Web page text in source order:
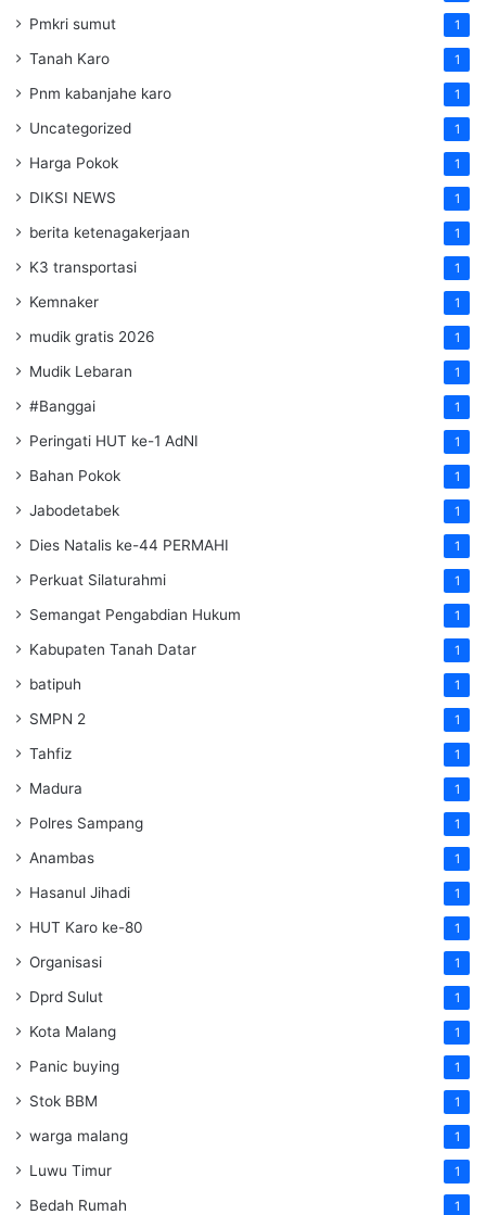
Pmkri sumut 1
Tanah Karo 1
Pnm kabanjahe karo 1
Uncategorized 1
Harga Pokok 1
DIKSI NEWS 1
berita ketenagakerjaan 1
K3 transportasi 1
Kemnaker 1
mudik gratis 2026 1
Mudik Lebaran 1
#Banggai 1
Peringati HUT ke-1 AdNI 1
Bahan Pokok 1
Jabodetabek 1
Dies Natalis ke-44 PERMAHI 1
Perkuat Silaturahmi 1
Semangat Pengabdian Hukum 1
Kabupaten Tanah Datar 1
batipuh 1
SMPN 2 1
Tahfiz 1
Madura 1
Polres Sampang 1
Anambas 1
Hasanul Jihadi 1
HUT Karo ke-80 1
Organisasi 1
Dprd Sulut 1
Kota Malang 1
Panic buying 1
Stok BBM 1
warga malang 1
Luwu Timur 1
Bedah Rumah 1